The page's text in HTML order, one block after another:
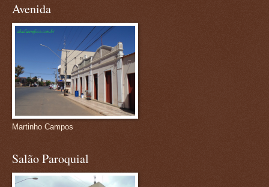
Avenida
Martinho Campos
Salão Paroquial